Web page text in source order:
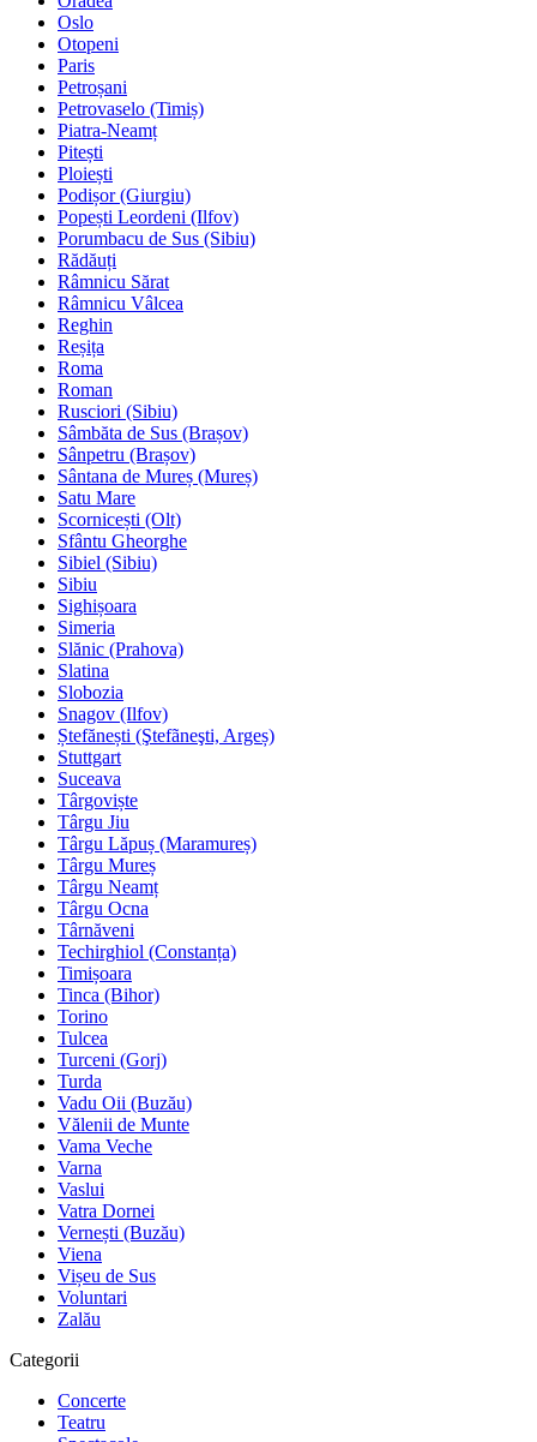
Oslo
Otopeni
Paris
Petroșani
Petrovaselo (Timiș)
Piatra-Neamț
Pitești
Ploiești
Podișor (Giurgiu)
Popești Leordeni (Ilfov)
Porumbacu de Sus (Sibiu)
Rădăuți
Râmnicu Sărat
Râmnicu Vâlcea
Reghin
Reșița
Roma
Roman
Rusciori (Sibiu)
Sâmbăta de Sus (Brașov)
Sânpetru (Brașov)
Sântana de Mureș (Mureș)
Satu Mare
Scornicești (Olt)
Sfântu Gheorghe
Sibiel (Sibiu)
Sibiu
Sighișoara
Simeria
Slănic (Prahova)
Slatina
Slobozia
Snagov (Ilfov)
Ștefănești (Ştefãneşti, Argeș)
Stuttgart
Suceava
Târgoviște
Târgu Jiu
Târgu Lăpuș (Maramureș)
Târgu Mureș
Târgu Neamț
Târgu Ocna
Târnăveni
Techirghiol (Constanța)
Timișoara
Tinca (Bihor)
Torino
Tulcea
Turceni (Gorj)
Turda
Vadu Oii (Buzău)
Vălenii de Munte
Vama Veche
Varna
Vaslui
Vatra Dornei
Vernești (Buzău)
Viena
Vișeu de Sus
Voluntari
Zalău
Categorii
Concerte
Teatru